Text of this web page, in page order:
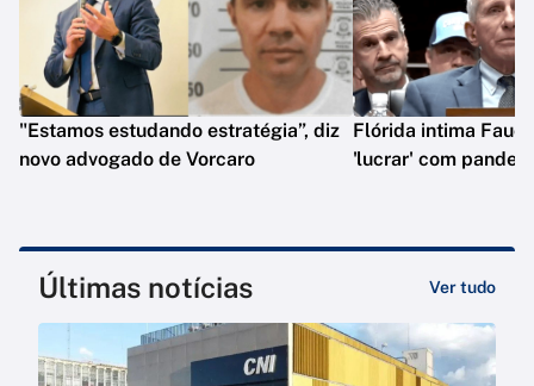
"Estamos estudando estratégia”, diz
novo advogado de Vorcaro
Flórida intima
'lucrar' com
Últimas notícias Ver tudo